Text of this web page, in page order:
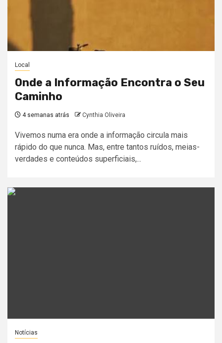
Local
Onde a Informação Encontra o Seu
Caminho
4 semanas atrás Cynthia Oliveira
Vivemos numa era onde a informação circula mais
rápido do que nunca. Mas, entre tantos ruídos, meias-
verdades e conteúdos superficiais,...
Notícias